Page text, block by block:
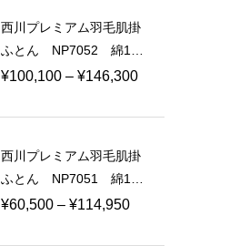
–
西川プレミアム羽毛肌掛
ふとん NP7052 綿10
0％ 80ラムコサテン
¥100,100 – ¥146,300価
帯:
–
西川プレミアム羽毛肌掛
ふとん NP7051 綿10
0％ 60ラムコサテン
¥60,500 – ¥114,950価